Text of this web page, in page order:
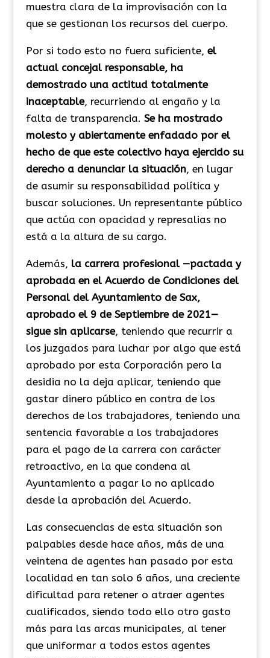
muestra clara de la improvisación con la
que se gestionan los recursos del cuerpo.
Por si todo esto no fuera suficiente, el
actual concejal responsable, ha
demostrado una actitud totalmente
inaceptable, recurriendo al engaño y la
falta de transparencia. Se ha mostrado
molesto y abiertamente enfadado por el
hecho de que este colectivo haya ejercido su
derecho a denunciar la situación, en lugar
de asumir su responsabilidad política y
buscar soluciones. Un representante público
que actúa con opacidad y represalias no
está a la altura de su cargo.
Además, la carrera profesional —pactada y
aprobada en el Acuerdo de Condiciones del
Personal del Ayuntamiento de Sax,
aprobado el 9 de Septiembre de 2021—
sigue sin aplicarse, teniendo que recurrir a
los juzgados para luchar por algo que está
aprobado por esta Corporación pero la
desidia no la deja aplicar, teniendo que
gastar dinero público en contra de los
derechos de los trabajadores, teniendo una
sentencia favorable a los trabajadores
para el pago de la carrera con carácter
retroactivo, en la que condena al
Ayuntamiento a pagar lo no aplicado
desde la aprobación del Acuerdo.
Las consecuencias de esta situación son
palpables desde hace años, más de una
veintena de agentes han pasado por esta
localidad en tan solo 6 años, una creciente
dificultad para retener o atraer agentes
cualificados, siendo todo ello otro gasto
más para las arcas municipales, al tener
que uniformar a todos estos agentes